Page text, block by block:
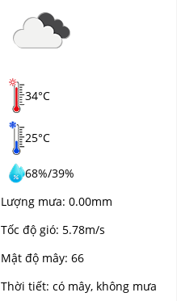
34°C
25°C
68%/39%
Lượng mưa: 0.00mm
Tốc độ gió: 5.78m/s
Mật độ mây: 66
Thời tiết: có mây, không mưa